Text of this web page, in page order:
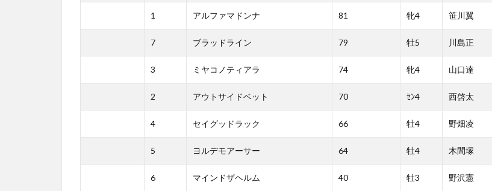
1 アルファマドンナ 81 牝4 笹川翼
7 ブラッドライン 79 牡5 川島正
3 ミヤコノティアラ 74 牝4 山口達
2 アウトサイドベット 70 ｾﾝ4 西啓太
4 セイグッドラック 66 牡4 野畑凌
5 ヨルデモアーサー 64 牡4 木間塚
6 マインドザヘルム 40 牡3 野沢憲